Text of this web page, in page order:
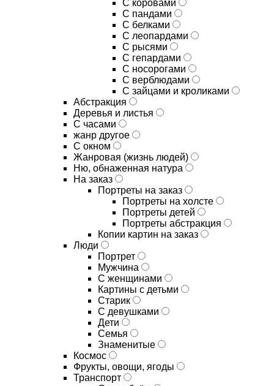
С коровами
С пандами
С белками
С леопардами
С рысями
С гепардами
С носорогами
С верблюдами
С зайцами и кроликами
Абстракция
Деревья и листья
С часами
жанр другое
С окном
Жанровая (жизнь людей)
Ню, обнаженная натура
На заказ
Портреты на заказ
Портреты на холсте
Портреты детей
Портреты абстракция
Копии картин на заказ
Люди
Портрет
Мужчина
С женщинами
Картины с детьми
Старик
С девушками
Дети
Семья
Знаменитые
Космос
Фрукты, овощи, ягоды
Транспорт